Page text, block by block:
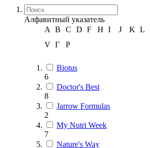
Алфавитный указатель
A
B C D F H I J K L
V Г Р
Biotus
6
Doctor's Best
8
Jarrow Formulas
2
My Nutri Week
7
Nature's Way